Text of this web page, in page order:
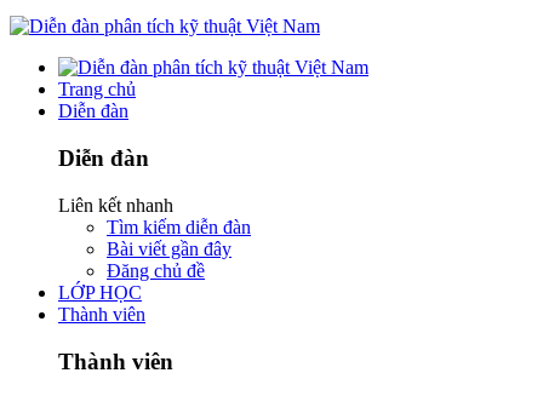
Trang chủ
Diễn đàn
Diễn đàn
Liên kết nhanh
Tìm kiếm diễn đàn
Bài viết gần đây
Đăng chủ đề
LỚP HỌC
Thành viên
Thành viên